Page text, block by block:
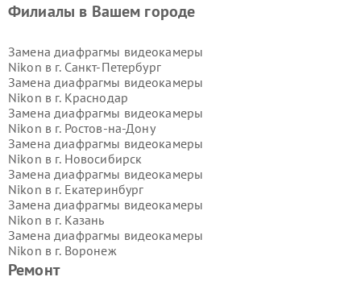
Ремонт
Филиалы в Вашем городе
Замена диафрагмы видеокамеры
Nikon в г. Санкт-Петербург
Замена диафрагмы видеокамеры
Nikon в г. Краснодар
Замена диафрагмы видеокамеры
Nikon в г. Ростов-на-Дону
Замена диафрагмы видеокамеры
Nikon в г. Новосибирск
Замена диафрагмы видеокамеры
Nikon в г. Екатеринбург
Замена диафрагмы видеокамеры
Nikon в г. Казань
Замена диафрагмы видеокамеры
Nikon в г. Воронеж
Замена диафрагмы видеокамеры